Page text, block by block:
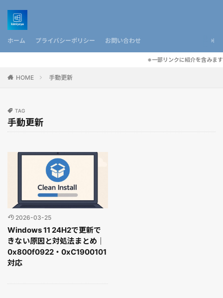
ホーム プライバシーポリシー お問い合わせ
※一部リンクに紹介を含みます
HOME 手動更新
TAG
手動更新
2026-03-25
Windows 11 24H2で更新で
きない原因と対処法まとめ｜
0x800f0922・0xC1900101
対応